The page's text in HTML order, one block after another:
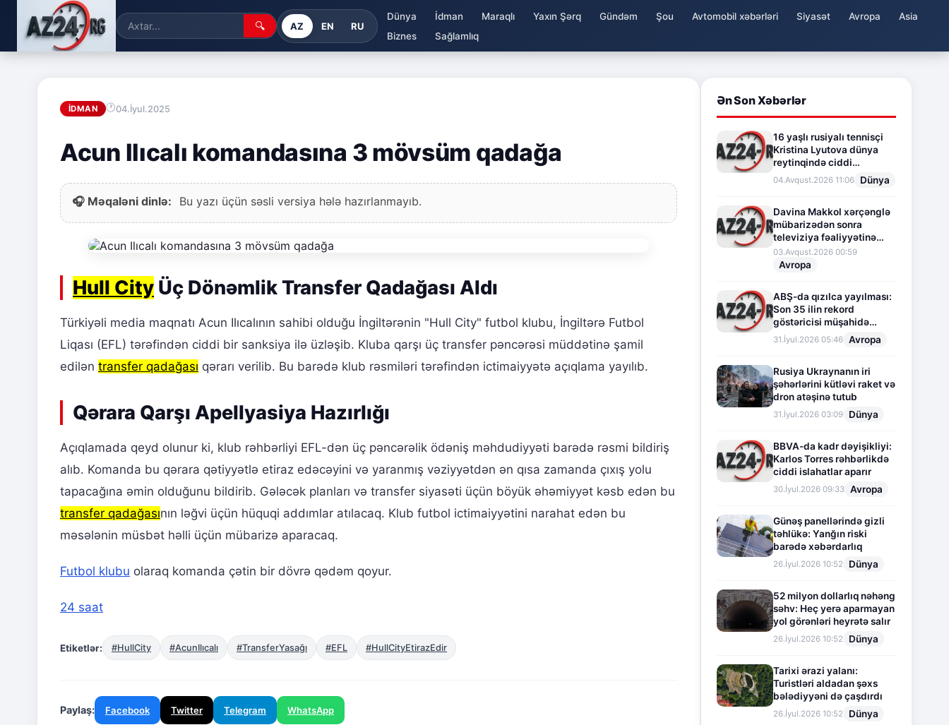
🔍 AZ EN RU
Dünya İdman Maraqlı Yaxın Şərq Gündəm Şou Avtomobil xəbərləri Siyasət Avropa
Asia
Biznes
Sağlamlıq
İDMAN 04.İyul.2025
Acun Ilıcalı komandasına 3 mövsüm qadağa
🎧 Məqaləni dinlə: Bu yazı üçün səsli versiya hələ hazırlanmayıb.
Hull City Üç Dönəmlik Transfer Qadağası Aldı
Türkiyəli media maqnatı Acun Ilıcalının sahibi olduğu İngiltərənin "Hull City" futbol klubu, İngiltərə Futbol
Liqası (EFL) tərəfindən ciddi bir sanksiya ilə üzləşib. Kluba qarşı üç transfer pəncərəsi müddətinə şamil
edilən transfer qadağası qərarı verilib. Bu barədə klub rəsmiləri tərəfindən ictimaiyyətə açıqlama yayılıb.
Qərara Qarşı Apellyasiya Hazırlığı
Açıqlamada qeyd olunur ki, klub rəhbərliyi EFL-dən üç pəncərəlik ödəniş məhdudiyyəti barədə rəsmi bildiriş
alıb. Komanda bu qərara qətiyyətlə etiraz edəcəyini və yaranmış vəziyyətdən ən qısa zamanda çıxış yolu
tapacağına əmin olduğunu bildirib. Gələcək planları və transfer siyasəti üçün böyük əhəmiyyət kəsb edən bu
transfer qadağasının ləğvi üçün hüquqi addımlar atılacaq. Klub futbol ictimaiyyətini narahat edən bu
məsələnin müsbət həlli üçün mübarizə aparacaq.
Futbol klubu olaraq komanda çətin bir dövrə qədəm qoyur.
24 saat
Etiketlər: #HullCity #AcunIlıcalı #TransferYasağı #EFL #HullCityEtirazEdir
Paylaş: Facebook Twitter Telegram WhatsApp
Ən Son Xəbərlər
16 yaşlı rusiyalı tennisçi
Kristina Lyutova dünya
reytinqində ciddi
irəliləyişə imza atdı
04.Avqust.2026 11:06 Dünya
Davina Makkol xərçənglə
mübarizədən sonra
televiziya fəaliyyətinə
fasilə verir
03.Avqust.2026 00:59
Avropa
ABŞ-da qızılca yayılması:
Son 35 ilin rekord
göstəricisi müşahidə
olunur
31.İyul.2026 05:46 Avropa
Rusiya Ukraynanın iri
şəhərlərini kütləvi raket və
dron atəşinə tutub
31.İyul.2026 03:09 Dünya
BBVA-da kadr dəyişikliyi:
Karlos Torres rəhbərlikdə
ciddi islahatlar aparır
30.İyul.2026 09:33 Avropa
Günəş panellərində gizli
təhlükə: Yanğın riski
barədə xəbərdarlıq
26.İyul.2026 10:52 Dünya
52 milyon dollarlıq nəhəng
səhv: Heç yerə aparmayan
yol görənləri heyrətə salır
26.İyul.2026 10:52 Dünya
Tarixi ərazi yalanı:
Turistləri aldadan şəxs
bələdiyyəni də çaşdırdı
26.İyul.2026 10:52 Dünya